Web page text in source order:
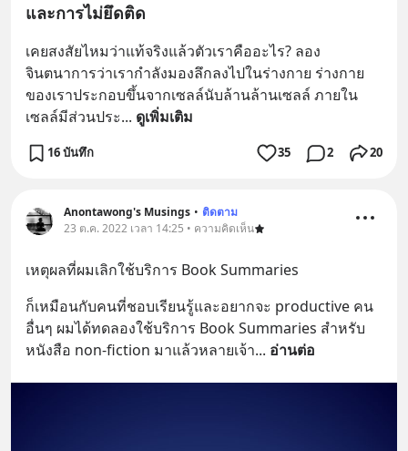
และการไม่ยึดติด
เคยสงสัยไหมว่าแท้จริงแล้วตัวเราคืออะไร? ลอง
จินตนาการว่าเรากำลังมองลึกลงไปในร่างกาย ร่างกาย
ของเราประกอบขึ้นจากเซลล์นับล้านล้านเซลล์ ภายใน
เซลล์มีส่วนประ... ดูเพิ่มเติม
16 บันทึก 35 2 20
Anontawong's Musings • ติดตาม
23 ต.ค. 2022 เวลา 14:25 • ความคิดเห็น
เหตุผลที่ผมเลิกใช้บริการ Book Summaries
ก็เหมือนกับคนที่ชอบเรียนรู้และอยากจะ productive คน
อื่นๆ ผมได้ทดลองใช้บริการ Book Summaries สำหรับ
หนังสือ non-fiction มาแล้วหลายเจ้า... อ่านต่อ